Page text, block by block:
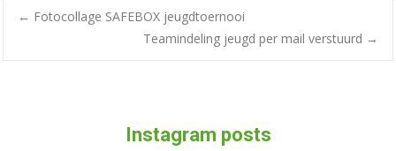
← Fotocollage SAFEBOX jeugdtoernooi
Teamindeling jeugd per mail verstuurd →
Instagram posts